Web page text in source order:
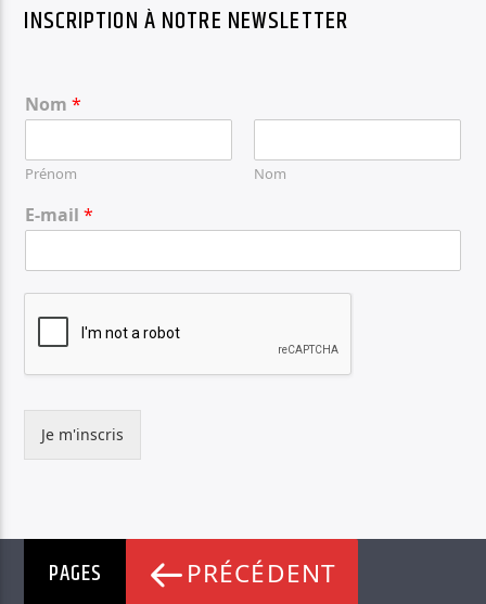
INSCRIPTION À NOTRE NEWSLETTER
Nom*
Prénom Nom
E-mail*
Je m'inscris
PAGES PRÉCÉDENT